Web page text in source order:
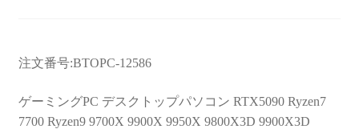
注文番号:BTOPC-12586
ゲーミングPC デスクトップパソコン RTX5090 Ryzen7
7700 Ryzen9 9700X 9900X 9950X 9800X3D 9900X3D